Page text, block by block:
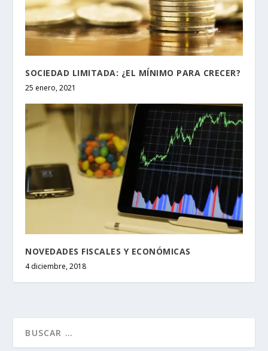
SOCIEDAD LIMITADA: ¿EL MÍNIMO PARA CRECER?
25 enero, 2021
NOVEDADES FISCALES Y ECONÓMICAS
4 diciembre, 2018